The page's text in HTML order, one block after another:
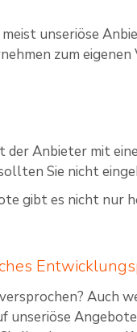
unseriöse
zum
Anbieter mit
Sie nicht
gibt es nicht nur
Auch
unseriöse